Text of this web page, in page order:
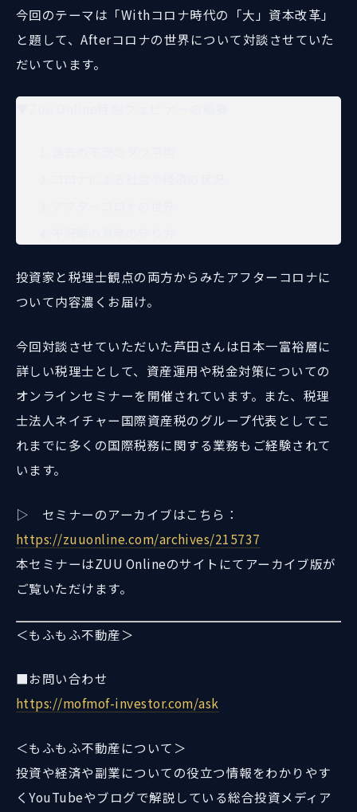
今回のテーマは「Withコロナ時代の「大」資本改革」
と題して、Afterコロナの世界について対談させていた
だいています。
投資家と税理士観点の両方からみたアフターコロナに
ついて内容濃くお届け。
今回対談させていただいた芦田さんは日本一富裕層に
詳しい税理士として、資産運用や税金対策についての
オンラインセミナーを開催されています。また、税理
士法人ネイチャー国際資産税のグループ代表としてこ
れまでに多くの国際税務に関する業務もご経験されて
います。
▷ セミナーのアーカイブはこちら：
https://zuuonline.com/archives/215737
本セミナーはZUU Onlineのサイトにてアーカイブ版が
ご覧いただけます。
＜もふもふ不動産＞
■お問い合わせ
https://mofmof-investor.com/ask
＜もふもふ不動産について＞
投資や経済や副業についての役立つ情報をわかりやす
くYouTubeやブログで解説している総合投資メディア